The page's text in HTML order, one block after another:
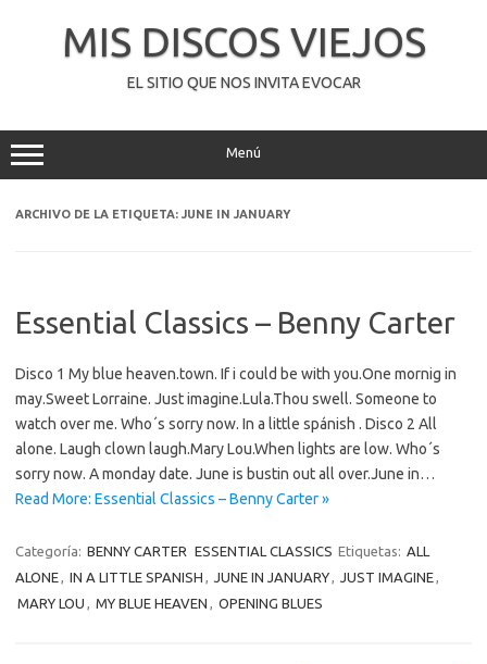
contenidoMIS DISCOS VIEJOS
EL SITIO QUE NOS INVITA EVOCAR
Menú
ARCHIVO DE LA ETIQUETA: JUNE IN JANUARY
Essential Classics – Benny Carter
Disco 1 My blue heaven.town. If i could be with you.One mornig in
may.Sweet Lorraine. Just imagine.Lula.Thou swell. Someone to
watch over me. Who´s sorry now. In a little spánish . Disco 2 All
alone. Laugh clown laugh.Mary Lou.When lights are low. Who´s
sorry now. A monday date. June is bustin out all over.June in…
Read More: Essential Classics – Benny Carter »
Categoría: BENNY CARTER ESSENTIAL CLASSICS Etiquetas: ALL
ALONE, IN A LITTLE SPANISH , JUNE IN JANUARY, JUST IMAGINE,
MARY LOU , MY BLUE HEAVEN , OPENING BLUES